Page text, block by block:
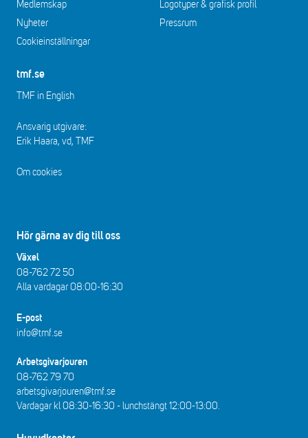
Medlemskap
Nyheter
Cookieinställningar
Logotyper & grafisk profil
Pressrum
tmf.se
TMF in English
Ansvarig utgivare:
Erik Haara, vd, TMF
Om cookies
Hör gärna av dig till oss
Växel
08-762 72 50
Alla vardagar 08:00-16:30​​
E-post
info@tmf.se
Arbetsgivarjouren
08-762 79 70
arbetsgivarjouren@tmf.se
Vardagar kl 08:30-16:30 - lunchstängt 12:00-13:00​.